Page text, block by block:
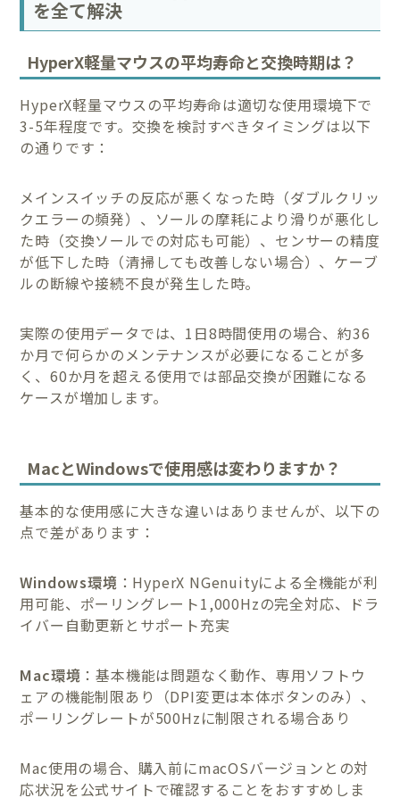
を全て解決
HyperX軽量マウスの平均寿命と交換時期は？
HyperX軽量マウスの平均寿命は適切な使用環境下で
3-5年程度です。交換を検討すべきタイミングは以下
の通りです：
メインスイッチの反応が悪くなった時（ダブルクリッ
クエラーの頻発）、ソールの摩耗により滑りが悪化し
た時（交換ソールでの対応も可能）、センサーの精度
が低下した時（清掃しても改善しない場合）、ケーブ
ルの断線や接続不良が発生した時。
実際の使用データでは、1日8時間使用の場合、約36
か月で何らかのメンテナンスが必要になることが多
く、60か月を超える使用では部品交換が困難になる
ケースが増加します。
MacとWindowsで使用感は変わりますか？
基本的な使用感に大きな違いはありませんが、以下の
点で差があります：
Windows環境 ：HyperX NGenuityによる全機能が利
用可能、ポーリングレート1,000Hzの完全対応、ドラ
イバー自動更新とサポート充実
Mac環境 ：基本機能は問題なく動作、専用ソフトウ
ェアの機能制限あり（DPI変更は本体ボタンのみ）、
ポーリングレートが500Hzに制限される場合あり
Mac使用の場合、購入前にmacOSバージョンとの対
応状況を公式サイトで確認することをおすすめしま